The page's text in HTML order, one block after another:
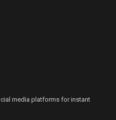
media platforms for instant